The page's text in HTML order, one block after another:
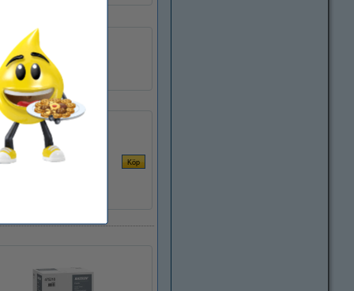
svart
Katrin
1 st